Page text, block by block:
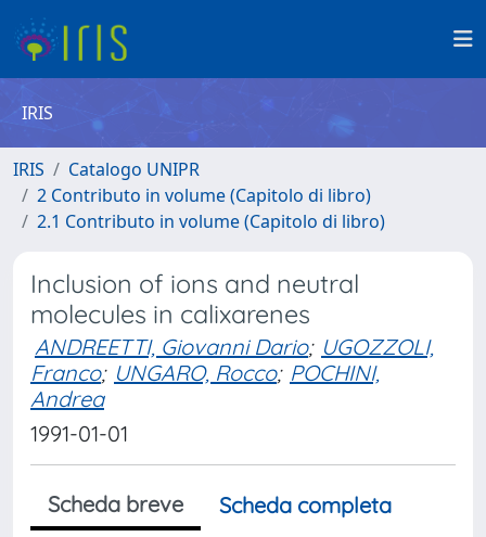
IRIS
IRIS
Catalogo UNIPR
2 Contributo in volume (Capitolo di libro)
2.1 Contributo in volume (Capitolo di libro)
Inclusion of ions and neutral
molecules in calixarenes
ANDREETTI, Giovanni Dario; UGOZZOLI,
Franco; UNGARO, Rocco; POCHINI,
Andrea
1991-01-01
Scheda breve
Scheda completa